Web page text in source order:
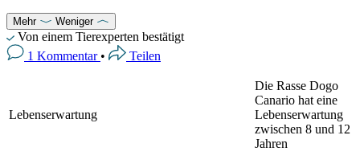
Mehr Weniger
Von einem Tierexperten bestätigt
1 Kommentar • Teilen
Lebenserwartung
Die Rasse Dogo
Canario hat eine
Lebenserwartung
zwischen 8 und 12
Jahren